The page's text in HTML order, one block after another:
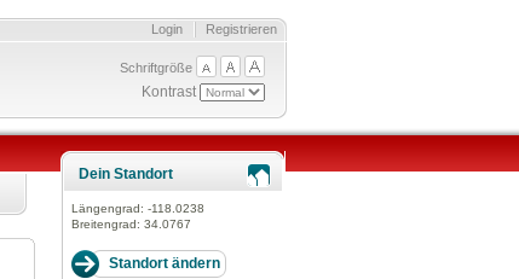
Registrieren
Login
Schriftgröße
Kontrast
Dein Standort
Längengrad: -118.0238
Breitengrad: 34.0767